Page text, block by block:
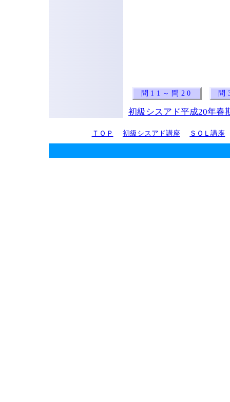
問11～問20
初級シスアド平成20年春
ＴＯＰ 初級シスアド講座 ＳＱＬ講座